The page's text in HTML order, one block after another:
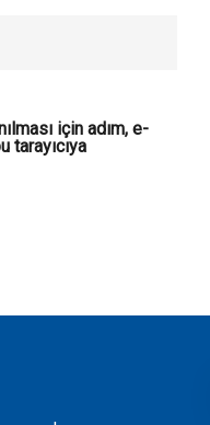
için adım, e-